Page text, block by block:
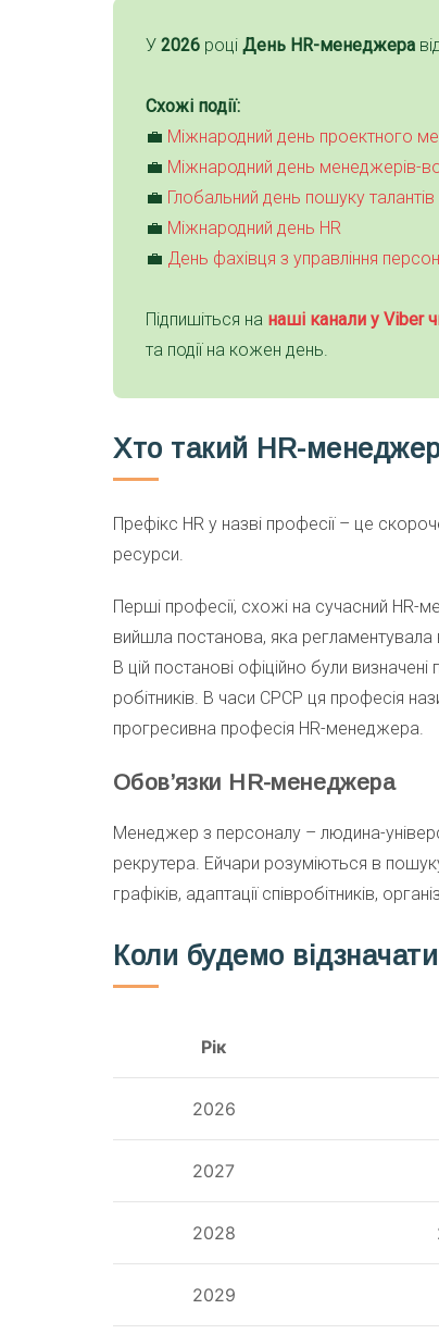
У 2026 році День HR-менеджера
Схожі події:
💼 Міжнародний день проектного
💼 Міжнародний день менеджерів-
💼 Глобальний день пошуку талантів
💼 Міжнародний день HR
💼 День фахівця з управління
Підпишіться на наші канали у Viber
та події на кожен день.
Хто такий HR-
Префікс HR у назві професії – це
ресурси.
Перші професії, схожі на сучасний HR-
вийшла постанова, яка регламентувала
В цій постанові офіційно були визначені
робітників. В часи СРСР ця професія
прогресивна професія HR-менеджера.
Обов’язки HR-менеджера
Менеджер з персоналу – людина-
рекрутера. Ейчари розуміються в пошуку
графіків, адаптації співробітників,
Коли будемо
Рік
2026
2027
2028
2029